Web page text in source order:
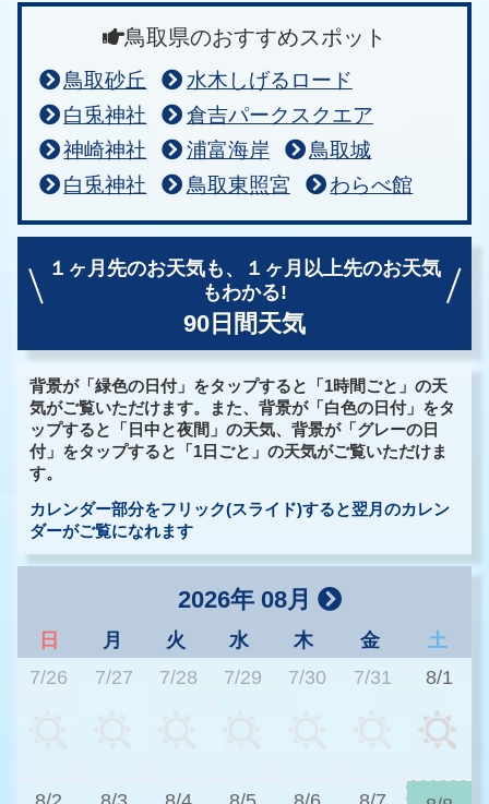
鳥取県のおすすめスポット
鳥取砂丘
水木しげるロード
白兎神社
倉吉パークスクエア
神崎神社
浦富海岸
鳥取城
白兎神社
鳥取東照宮 わらべ館
１ヶ月先のお天気も、
１ヶ月以上先のお天気
もわかる!
90日間天気
背景が「緑色の日付」をタップすると「1時間ごと」の天
気がご覧いただけます。また、背景が「白色の日付」をタ
ップすると「日中と夜間」の天気、背景が「グレーの日
付」をタップすると「1日ごと」の天気がご覧いただけま
す。
カレンダー部分をフリック(スライド)すると翌月のカレン
ダーがご覧になれます
2026年 08月
日 月 火 水 木 金
土
7/26
7/27 7/28 7/29 7/30 7/31 8/1